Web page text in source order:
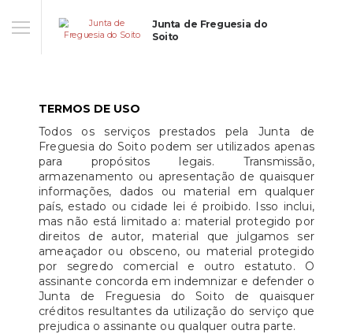
Junta de Freguesia do
Soito
TERMOS DE USO
Todos os serviços prestados pela Junta de
Freguesia do Soito podem ser utilizados apenas
para propósitos legais. Transmissão,
armazenamento ou apresentação de quaisquer
informações, dados ou material em qualquer
país, estado ou cidade lei é proibido. Isso inclui,
mas não está limitado a: material protegido por
direitos de autor, material que julgamos ser
ameaçador ou obsceno, ou material protegido
por segredo comercial e outro estatuto. O
assinante concorda em indemnizar e defender o
Junta de Freguesia do Soito de quaisquer
créditos resultantes da utilização do serviço que
prejudica o assinante ou qualquer outra parte.